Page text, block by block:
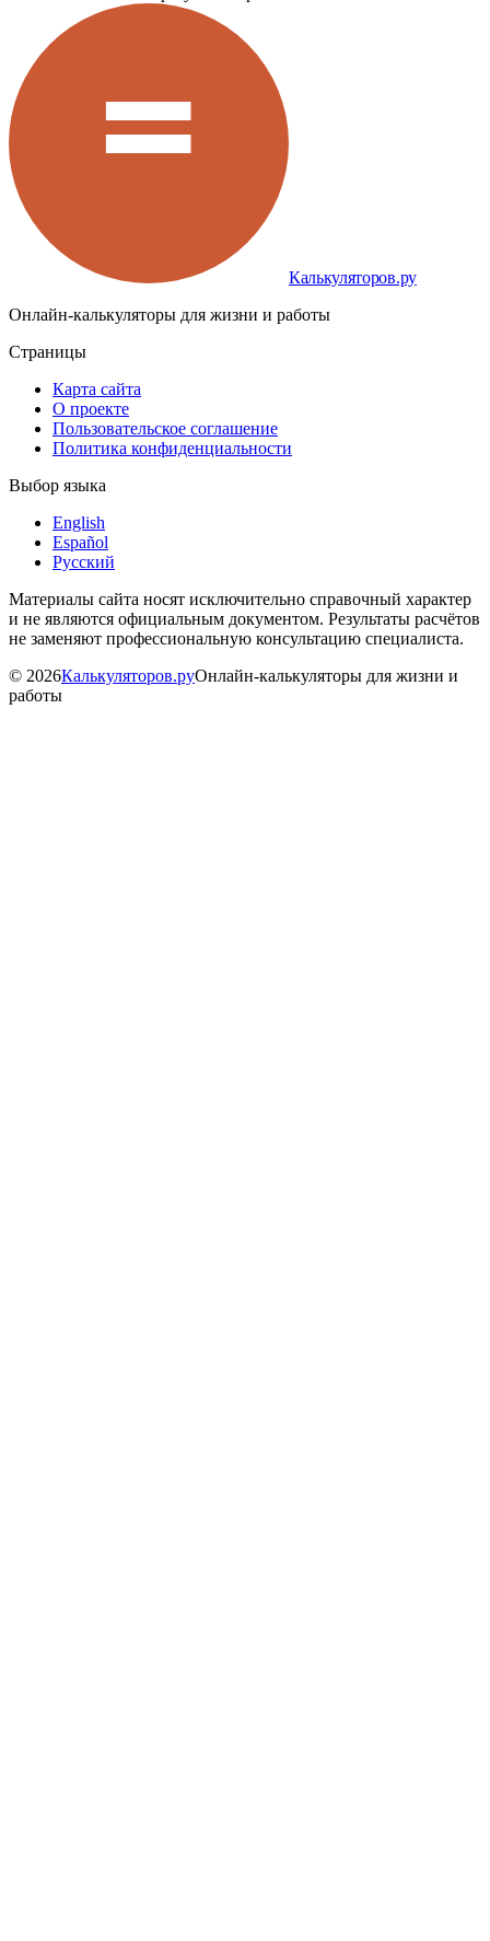
Калькуляторов.ру
Онлайн-калькуляторы для жизни и работы
Страницы
Карта сайта
О проекте
Пользовательское соглашение
Политика конфиденциальности
Выбор языка
English
Español
Русский
Материалы сайта носят исключительно справочный характер
и не являются официальным документом. Результаты расчётов
не заменяют профессиональную консультацию специалиста.
© 2026Калькуляторов.руОнлайн-калькуляторы для жизни и
работы